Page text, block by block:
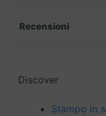
Recensioni
Discover
Stampo in